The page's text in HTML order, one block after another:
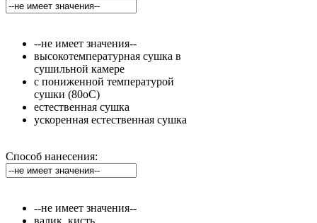
--не имеет значения--
высокотемпературная сушка в
сушильной камере
с пониженной температурой
сушки (80оС)
естественная сушка
ускоренная естественная сушка
Способ нанесения:
--не имеет значения--
валик, кисть